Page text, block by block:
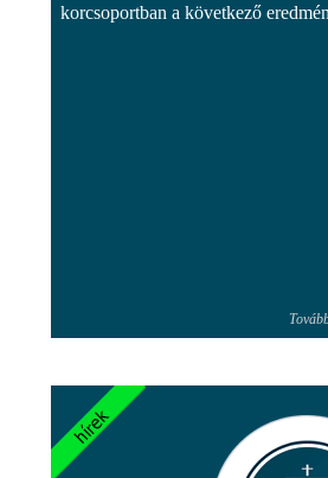
korcsoportban a következő